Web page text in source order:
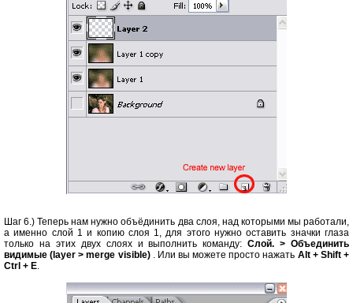
Шаг 6.) Теперь нам нужно объёдинить два слоя, над которыми мы работали,
а именно слой 1 и копию слоя 1, для этого нужно оставить значки глаза
только на этих двух слоях и выполнить команду:Слой. > Объединить
видимые (layer > merge visible). Или вы можете просто нажать Alt + Shift +
Ctrl + E